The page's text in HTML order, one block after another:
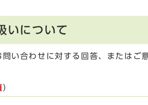
いについて
い合わせに対する回答、またはご
）